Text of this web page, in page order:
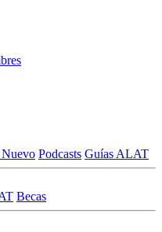
Nuevo Podcasts Guías ALAT
Becas